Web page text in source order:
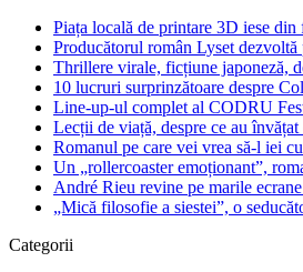
Piața locală de printare 3D iese
Producătorul român Lyset
Thrillere virale, ficțiune japoneză,
10 lucruri surprinzătoare despre
Line-up-ul complet al CODRU
Lecții de viață, despre ce au
Romanul pe care vei vrea să-l iei
Un „rollercoaster emoționant”,
André Rieu revine pe marile
„Mică filosofie a siestei”, o
Categorii